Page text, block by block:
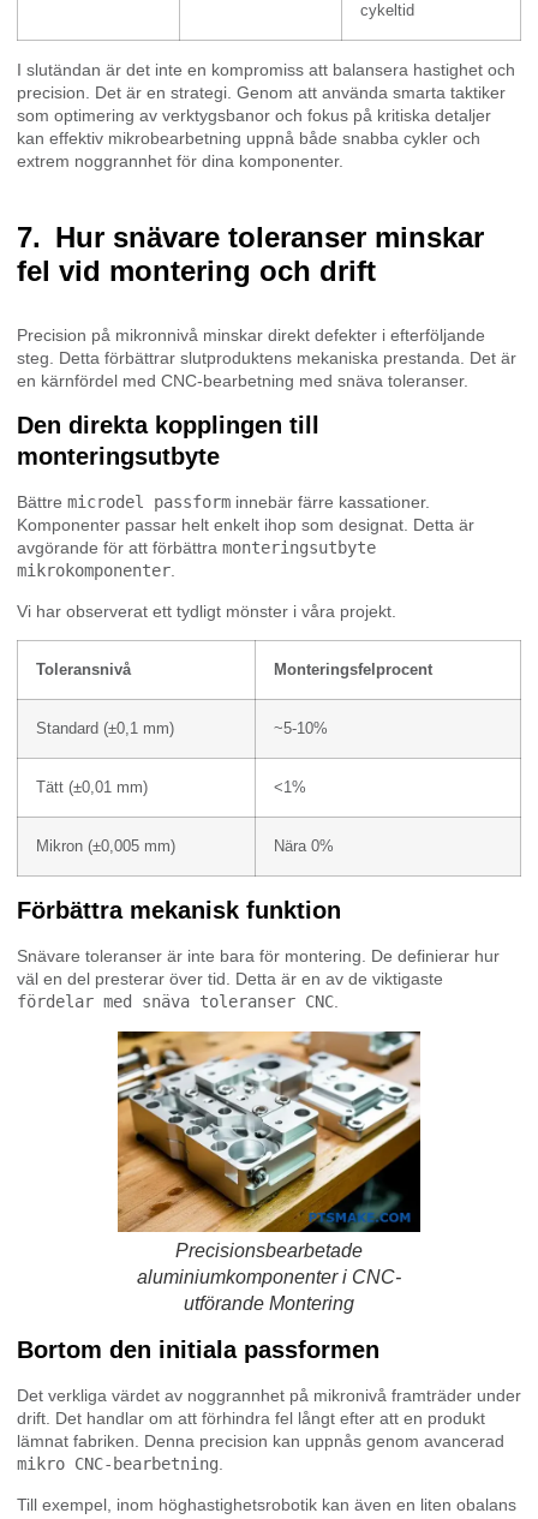
cykeltid
I slutändan är det inte en kompromiss att balansera hastighet och
precision. Det är en strategi. Genom att använda smarta taktiker
som optimering av verktygsbanor och fokus på kritiska detaljer
kan effektiv mikrobearbetning uppnå både snabba cykler och
extrem noggrannhet för dina komponenter.
Hur snävare toleranser minskar
fel vid montering och drift
Precision på mikronnivå minskar direkt defekter i efterföljande
steg. Detta förbättrar slutproduktens mekaniska prestanda. Det är
en kärnfördel med CNC-bearbetning med snäva toleranser.
Den direkta kopplingen till
monteringsutbyte
Bättre microdel passform innebär färre kassationer.
Komponenter passar helt enkelt ihop som designat. Detta är
avgörande för att förbättra monteringsutbyte
mikrokomponenter.
Vi har observerat ett tydligt mönster i våra projekt.
Toleransnivå Monteringsfelprocent
Standard (±0,1 mm) ~5-10%
Tätt (±0,01 mm) <1%
Mikron (±0,005 mm) Nära 0%
Förbättra mekanisk funktion
Snävare toleranser är inte bara för montering. De definierar hur
väl en del presterar över tid. Detta är en av de viktigaste
fördelar med snäva toleranser CNC.
Precisionsbearbetade
aluminiumkomponenter i CNC-
utförande Montering
Bortom den initiala passformen
Det verkliga värdet av noggrannhet på mikronivå framträder under
drift. Det handlar om att förhindra fel långt efter att en produkt
lämnat fabriken. Denna precision kan uppnås genom avancerad
mikro CNC-bearbetning.
Till exempel, inom höghastighetsrobotik kan även en liten obalans